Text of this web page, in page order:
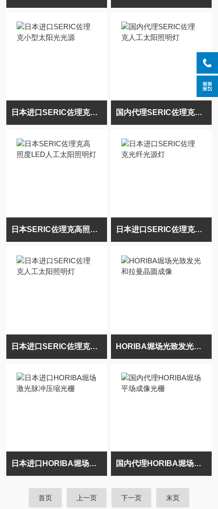
日本进口SERIC佐理克小型太阳光光源 国内代理SERIC佐理克人工太阳照明灯
日本SERIC佐理克高照度LED人工太阳照明灯 日本进口SERIC佐理克光纤光源灯
日本进口SERIC佐理克人工太阳照明灯 HORIBA堀场光致发光和拉曼晶圆成像
日本进口HORIBA堀场激光脉冲压缩光栅 国内代理HORIBA堀场平场成像光栅
首页 上一页 下一页 末页